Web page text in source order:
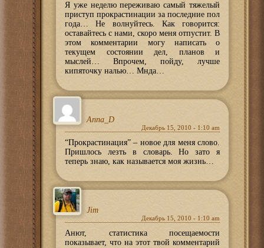
Я уже неделю переживаю самый тяжелый
приступ прокрастинации за последние пол
года… Не волнуйтесь. Как говорится:
оставайтесь с нами, скоро меня отпустит. В
этом комментарии могу написать о
текущем состоянии дел, планов и
мыслей… Впрочем, пойду, лучше
кипяточку налью… Мнда…
Anna_D
Декабрь 15, 2010 - 1:10 am
“Прокрастинация” – новое для меня слово.
Пришлось лезть в словарь. Но зато я
теперь знаю, как называется моя жизнь…
Jim
Декабрь 15, 2010 - 1:10 am
Анют, статистика посещаемости
показывает, что на этот твой комментарий